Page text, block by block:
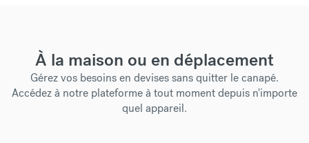
À la maison ou en déplacement
Gérez vos besoins en devises sans quitter le canapé.
Accédez à notre plateforme à tout moment depuis n'importe
quel appareil.